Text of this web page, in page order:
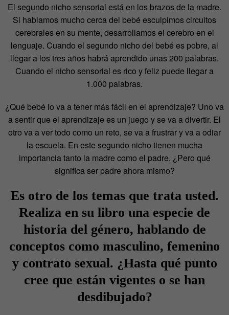
El segundo nicho sensorial está en los brazos de la madre.
Si hablamos mucho cerca del bebé esculpimos circuitos
cerebrales en su mente, desarrollamos el cerebro en el
lenguaje. Cuando el segundo nicho del bebé es pobre, al
llegar a los tres años habrá aprendido unas 200 palabras.
Cuando el nicho sensorial es rico y feliz puede llegar a
1.000 palabras.
¿Qué bebé lo va a tener más fácil en el aprendizaje? Uno va
a sentir que el aprendizaje es un juego y se va a divertir. El
otro va a ver todo como un reto, se va a frustrar y va a odiar
la escuela. En este segundo nicho tienen mucha
importancia tanto la madre como el padre. ¿Pero qué
significa ser padre ahora mismo?
Es otro de los temas que trata usted.
Realiza en su libro una especie de
historia del género, hablando de
conceptos como masculino, femenino
y contrato sexual. ¿Hasta qué punto
cree que están vigentes o se han
desdibujado?